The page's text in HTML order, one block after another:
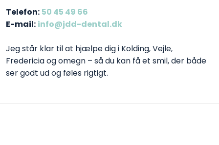
Telefon: 50 45 49 66
E-mail: info@jdd-dental.dk
Jeg står klar til at hjælpe dig i Kolding, Vejle,
Fredericia og omegn – så du kan få et smil, der både
ser godt ud og føles rigtigt.